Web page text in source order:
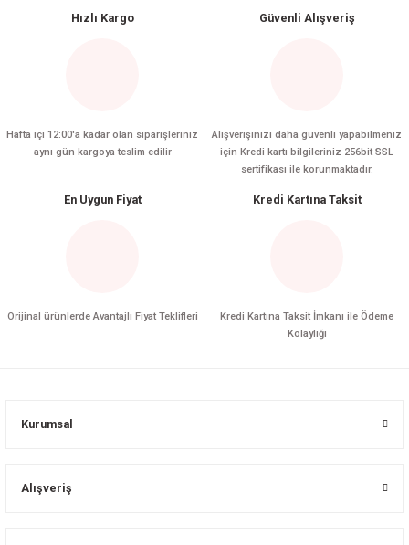
Hızlı Kargo
Hafta içi 12:00'a kadar olan siparişleriniz
aynı gün kargoya teslim edilir
Güvenli Alışveriş
Alışverişinizi daha güvenli yapabilmeniz
için Kredi kartı bilgileriniz 256bit SSL
sertifikası ile korunmaktadır.
En Uygun Fiyat
Orijinal ürünlerde Avantajlı Fiyat Teklifleri
Kredi Kartına Taksit
Kredi Kartına Taksit İmkanı ile Ödeme
Kolaylığı
Kurumsal
Alışveriş